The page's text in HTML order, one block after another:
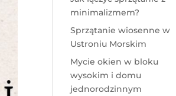
minimalizmem?
Sprzątanie wiosenne w
Ustroniu Morskim
Mycie okien w bloku
wysokim i domu
jednorodzinnym